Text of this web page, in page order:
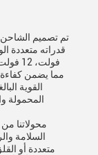
تم تصميم
مما يضمن
المحمولة
محولاتنا
السلامة
متعددة أو